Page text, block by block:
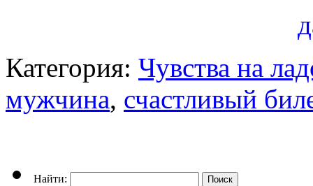
Категория: Чувства на
мужчина, счастливый
Найти: